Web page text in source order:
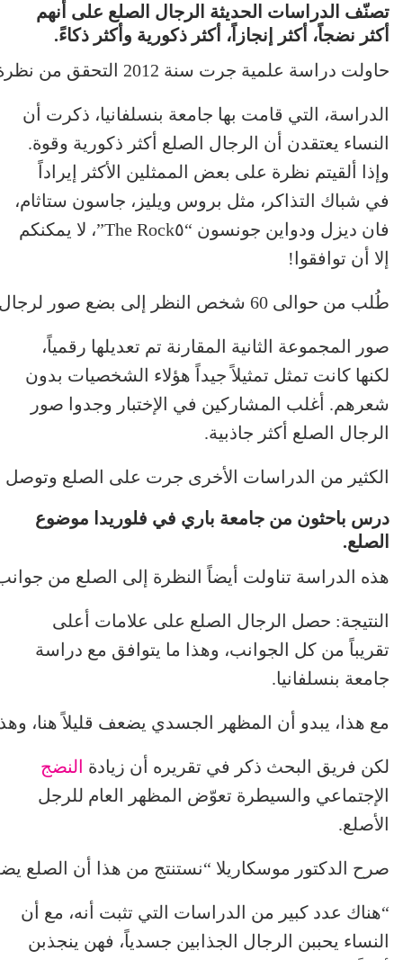
تصنّف الدراسات الحديثة الرجال الصلع على أنهم
أكثر نضجاً، أكثر إنجازاً، أكثر ذكورية وأكثر ذكاءً.
حاولت دراسة علمية جرت سنة 2012 التحقق من نظرة الناس إلى الرجال الصلع. ظاهرياً، يعني الصلع أن قياس طولكم يزيد 2 سنتم وأن الناس يعتبرونكم أكثر سيطرة اجتماعياً، دون أن تشكلوا تهديداً لهم.
الدراسة، التي قامت بها جامعة بنسلفانيا، ذكرت أن
النساء يعتقدن أن الرجال الصلع أكثر ذكورية وقوة.
وإذا ألقيتم نظرة على بعض الممثلين الأكثر إيراداً
في شباك التذاكر، مثل بروس ويليز، جاسون ستاثام،
فان ديزل ودواين جونسون “The Rock٥”، لا يمكنكم
إلا أن توافقوا!
طُلب من حوالى 60 شخص النظر إلى بضع صور لرجال كي يقارنوا بينها. يبدو في الصورة الأولى رجال مع شعر، بينما الصورة الثانية تظهر نفس الرجال في حالة صلع كامل.
صور المجموعة الثانية المقارنة تم تعديلها رقمياً،
لكنها كانت تمثل تمثيلاً جيداً هؤلاء الشخصيات بدون
شعرهم. أغلب المشاركين في الإختبار وجدوا صور
الرجال الصلع أكثر جاذبية.
الكثير من الدراسات الأخرى جرت على الصلع وتوصل
درس باحثون من جامعة باري في فلوريدا موضوع
الصلع.
هذه الدراسة تناولت أيضاً النظرة إلى الصلع من
النتيجة: حصل الرجال الصلع على علامات أعلى
تقريباً من كل الجوانب، وهذا ما يتوافق مع دراسة
جامعة بنسلفانيا.
مع هذا، يبدو أن المظهر الجسدي يضعف قليلاً هنا،
لكن فريق البحث ذكر في تقريره أن زيادة النضج
الإجتماعي والسيطرة تعوّض المظهر العام للرجل
الأصلع.
صرح الدكتور موسكاريلا “نستنتج من هذا أن الصلع
“هناك عدد كبير من الدراسات التي تثبت أنه، مع أن
النساء يحببن الرجال الجذابين جسدياً، فهن ينجذبن